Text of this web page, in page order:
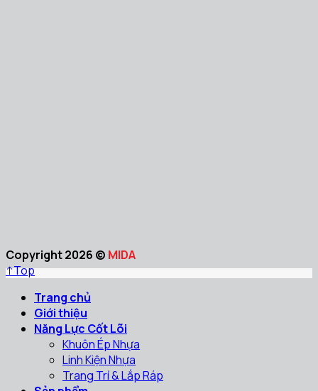
Copyright 2026 © MIDA
↑Top
Trang chủ
Giới thiệu
Năng Lực Cốt Lõi
Khuôn Ép Nhựa
Linh Kiện Nhựa
Trang Trí & Lắp Ráp